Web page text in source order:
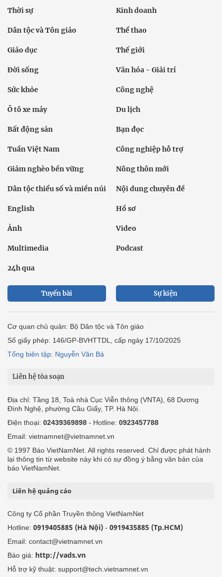
Thời sự Kinh doanh
Dân tộc và Tôn giáo Thể thao
Giáo dục Thế giới
Đời sống Văn hóa - Giải trí
Sức khỏe Công nghệ
Ô tô xe máy Du lịch
Bất động sản Bạn đọc
Tuần Việt Nam Công nghiệp hỗ trợ
Giảm nghèo bền vững Nông thôn mới
Dân tộc thiểu số và miền núi Nội dung chuyên đề
English Hồ sơ
Ảnh Video
Multimedia Podcast
24h qua
Tuyến bài Sự kiện
Cơ quan chủ quản: Bộ Dân tộc và Tôn giáo
Số giấy phép: 146/GP-BVHTTDL, cấp ngày 17/10/2025
Tổng biên tập: Nguyễn Văn Bá
Liên hệ tòa soạn
Địa chỉ: Tầng 18, Toà nhà Cục Viễn thông (VNTA), 68 Dương
Đình Nghệ, phường Cầu Giấy, TP. Hà Nội.
Điện thoại: 02439369898 - Hotline: 0923457788
Email: vietnamnet@vietnamnet.vn
© 1997 Báo VietNamNet. All rights reserved. Chỉ được phát hành
lại thông tin từ website này khi có sự đồng ý bằng văn bản của
báo VietNamNet.
Liên hệ quảng cáo
Công ty Cổ phần Truyền thông VietNamNet
Hotline: 0919405885 (Hà Nội) - 0919435885 (Tp.HCM)
Email: contact@vietnamnet.vn
Báo giá: http://vads.vn
Hỗ trợ kỹ thuật: support@tech.vietnamnet.vn